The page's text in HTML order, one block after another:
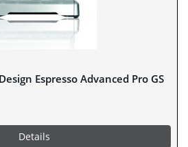
Espresso Advanced Pro GS
Details